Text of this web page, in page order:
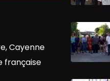
Cayenne
française